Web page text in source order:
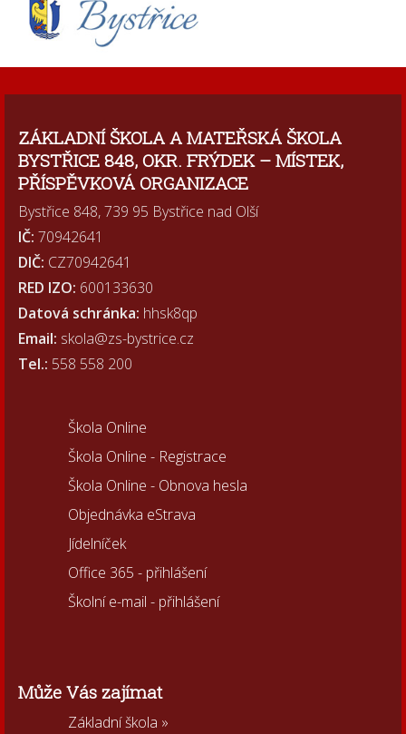
ZÁKLADNÍ ŠKOLA A MATEŘSKÁ ŠKOLA
BYSTŘICE 848, OKR. FRÝDEK – MÍSTEK,
PŘÍSPĚVKOVÁ ORGANIZACE
Bystřice 848, 739 95 Bystřice nad Olší
IČ: 70942641
DIČ: CZ70942641
RED IZO: 600133630
Datová schránka: hhsk8qp
Email: skola@zs-bystrice.cz
Tel.: 558 558 200
Škola Online
Škola Online - Registrace
Škola Online - Obnova hesla
Objednávka eStrava
Jídelníček
Office 365 - přihlášení
Školní e-mail - přihlášení
Může Vás zajímat
Základní škola »